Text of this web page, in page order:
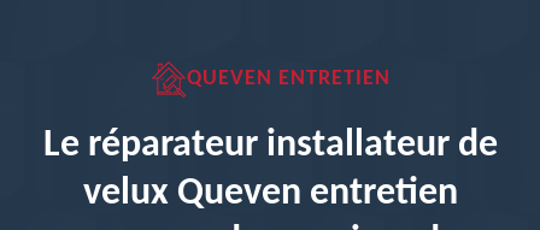
QUEVEN ENTRETIEN
Le réparateur installateur de
velux Queven entretien